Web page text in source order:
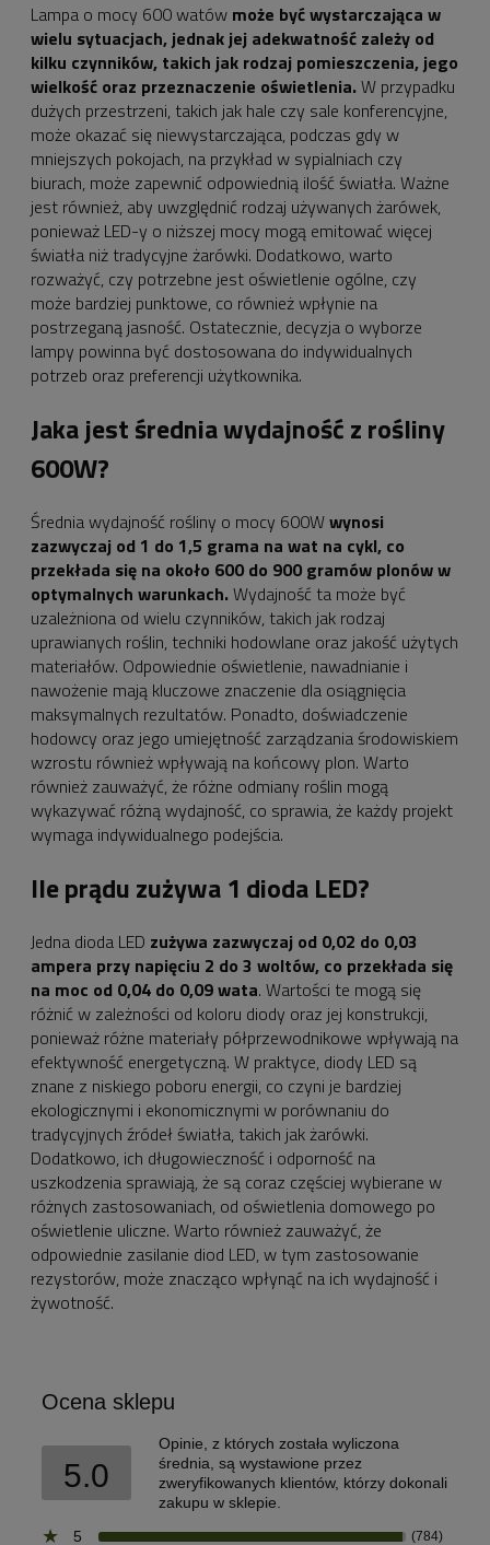
Lampa o mocy 600 watów może być wystarczająca w
wielu sytuacjach, jednak jej adekwatność zależy od
kilku czynników, takich jak rodzaj pomieszczenia, jego
wielkość oraz przeznaczenie oświetlenia. W przypadku
dużych przestrzeni, takich jak hale czy sale konferencyjne,
może okazać się niewystarczająca, podczas gdy w
mniejszych pokojach, na przykład w sypialniach czy
biurach, może zapewnić odpowiednią ilość światła. Ważne
jest również, aby uwzględnić rodzaj używanych żarówek,
ponieważ LED-y o niższej mocy mogą emitować więcej
światła niż tradycyjne żarówki. Dodatkowo, warto
rozważyć, czy potrzebne jest oświetlenie ogólne, czy
może bardziej punktowe, co również wpłynie na
postrzeganą jasność. Ostatecznie, decyzja o wyborze
lampy powinna być dostosowana do indywidualnych
potrzeb oraz preferencji użytkownika.
Jaka jest średnia wydajność z rośliny
600W?
Średnia wydajność rośliny o mocy 600Wwynosi
zazwyczaj od 1 do 1,5 grama na wat na cykl, co
przekłada się na około 600 do 900 gramów plonów w
optymalnych warunkach. Wydajność ta może być
uzależniona od wielu czynników, takich jak rodzaj
uprawianych roślin, techniki hodowlane oraz jakość użytych
materiałów. Odpowiednie oświetlenie, nawadnianie i
nawożenie mają kluczowe znaczenie dla osiągnięcia
maksymalnych rezultatów. Ponadto, doświadczenie
hodowcy oraz jego umiejętność zarządzania środowiskiem
wzrostu również wpływają na końcowy plon. Warto
również zauważyć, że różne odmiany roślin mogą
wykazywać różną wydajność, co sprawia, że każdy projekt
wymaga indywidualnego podejścia.
Ile prądu zużywa 1 dioda LED?
Jedna dioda LED zużywa zazwyczaj od 0,02 do 0,03
ampera przy napięciu 2 do 3 woltów, co przekłada się
na moc od 0,04 do 0,09 wata. Wartości te mogą się
różnić w zależności od koloru diody oraz jej konstrukcji,
ponieważ różne materiały półprzewodnikowe wpływają na
efektywność energetyczną. W praktyce, diody LED są
znane z niskiego poboru energii, co czyni je bardziej
ekologicznymi i ekonomicznymi w porównaniu do
tradycyjnych źródeł światła, takich jak żarówki.
Dodatkowo, ich długowieczność i odporność na
uszkodzenia sprawiają, że są coraz częściej wybierane w
różnych zastosowaniach, od oświetlenia domowego po
oświetlenie uliczne. Warto również zauważyć, że
odpowiednie zasilanie diod LED, w tym zastosowanie
rezystorów, może znacząco wpłynąć na ich wydajność i
żywotność.
Ocena sklepu
5.0
Opinie, z których została wyliczona
średnia, są wystawione przez
zweryfikowanych klientów, którzy dokonali
zakupu w sklepie.
5
(784)